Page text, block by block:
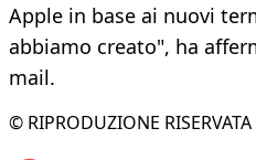
Apple in base ai nuovi
abbiamo creato", ha
mail.
© RIPRODUZIONE RISERVATA